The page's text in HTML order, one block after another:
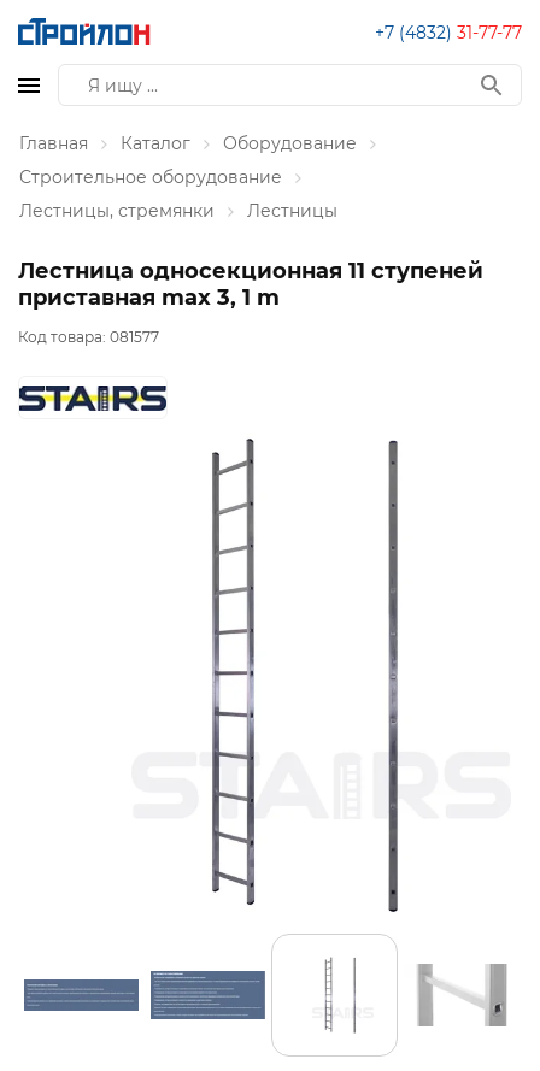
+7 (4832) 31-77-77
Главная Каталог
Оборудование
Строительное оборудование
Лестницы, стремянки
Лестницы
Лестница односекционная 11 ступеней
приставная max 3, 1 m
Код товара: 081577